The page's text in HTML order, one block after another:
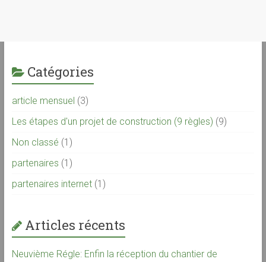
Catégories
article mensuel (3)
Les étapes d'un projet de construction (9 règles) (9)
Non classé (1)
partenaires (1)
partenaires internet(1)
Articles récents
Neuvième Régle: Enfin la réception du chantier de